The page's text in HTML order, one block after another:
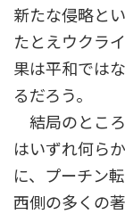
新たな侵略と
たとえウクラ
果は平和では
るだろう。
結局のとこ
はいずれ何ら
に、プーチン
西側の多くの